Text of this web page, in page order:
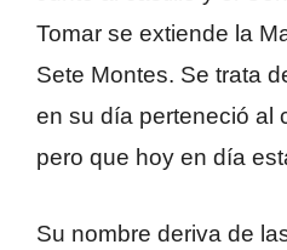
Tomar se extiende la
Sete Montes. Se trata
en su día perteneció al
pero que hoy en día
Su nombre deriva de